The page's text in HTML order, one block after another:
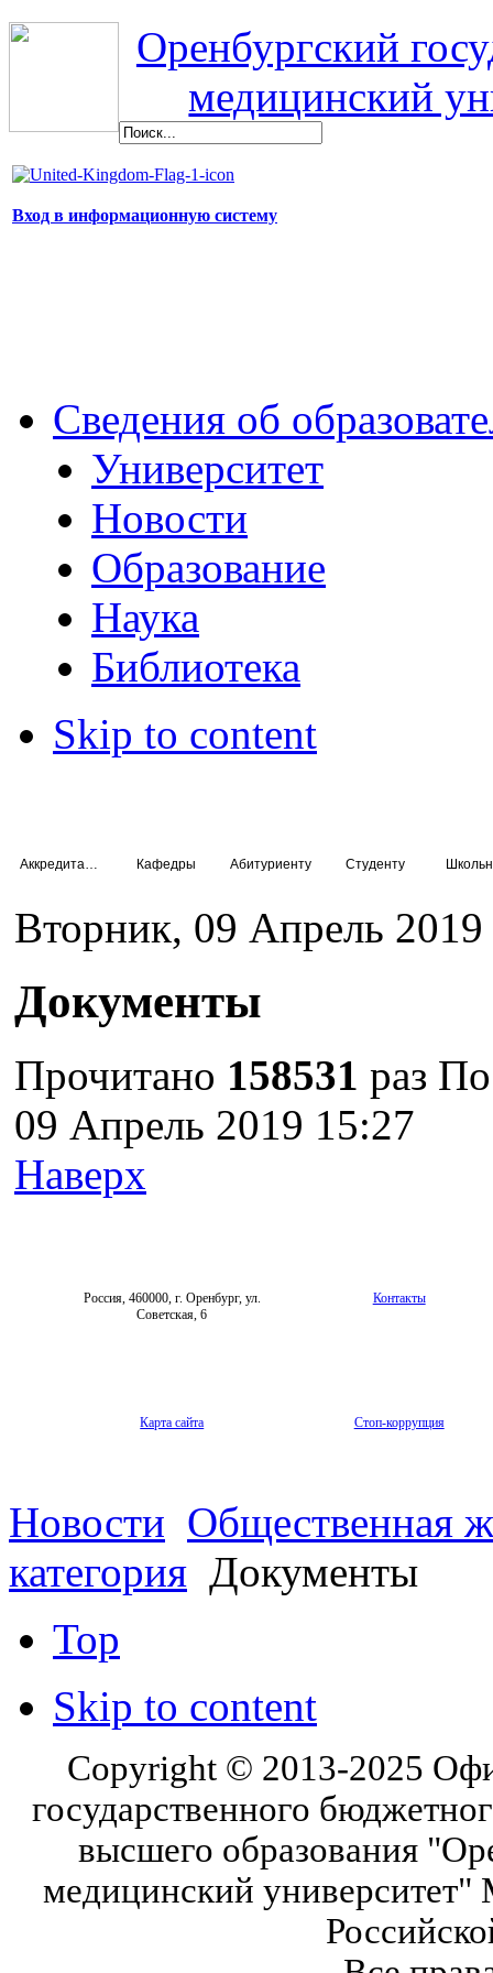
Оренбургский
медицинский
Вход в информационную систему
Сведения об
Университет
Новости
Образование
Наука
Библиотека
Skip to content
Кафедры Абитуриенту Студенту
Вторник, 09 Апрель
Документы
Прочитано 158531 раз
09 Апрель 2019 15:27
Наверх
Россия, 460000, г. Оренбург, ул.
Советская, 6
Контакты
Карта сайта Стоп-коррупция
Новости Общественная
категория Документы
Top
Skip to content
Copyright © 2013-2025
государственного
высшего образования
медицинский университет"